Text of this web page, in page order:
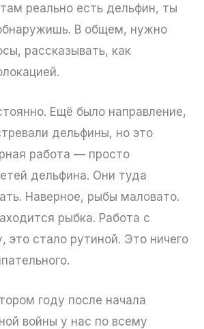
реально есть дельфин, ты
В общем, нужно
рассказывать, как
Ещё было направление,
дельфины, но это
работа — просто
дельфина. Они туда
Наверное, рыбы маловато.
рыбка. Работа с
это стало рутиной. Это ничего
году после начала
войны у нас по всему